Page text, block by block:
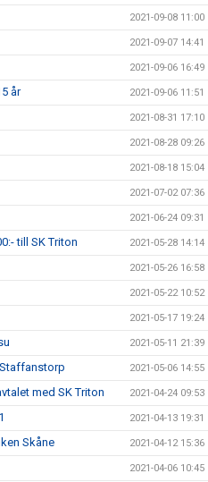
2021-09-08 11:00
2021-09-07 14:41
2021-09-06 16:49
år 2021-09-06 11:51
2021-08-31 17:10
2021-08-28 09:26
2021-08-18 15:04
2021-07-02 07:36
2021-06-24 09:31
till SK Triton 2021-05-28 14:14
2021-05-26 16:58
2021-05-22 10:52
2021-05-17 19:24
2021-05-11 21:39
2021-05-06 14:55
med SK Triton 2021-04-24 09:53
2021-04-13 19:31
Skåne 2021-04-12 15:36
2021-04-06 10:45